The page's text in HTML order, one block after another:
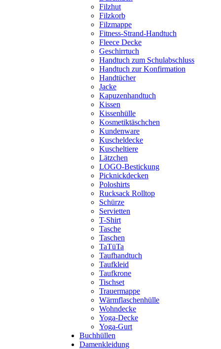
Filzhut
Filzkorb
Filzmappe
Fitness-Strand-Handtuch
Fleece Decke
Geschirrtuch
Handtuch zum Schulabschluss
Handtuch zur Konfirmation
Handtücher
Jacke
Kapuzenhandtuch
Kissen
Kissenhülle
Kosmetiktäschchen
Kundenware
Kuscheldecke
Kuscheltiere
Lätzchen
LOGO-Bestickung
Picknickdecken
Poloshirts
Rucksack Rolltop
Schürze
Servietten
T-Shirt
Tasche
Taschen
TaTüTa
Taufhandtuch
Taufkleid
Taufkrone
Tischset
Trauermappe
Wärmflaschenhülle
Wohndecke
Yoga-Decke
Yoga-Gurt
Buchhüllen
Damenkleidung